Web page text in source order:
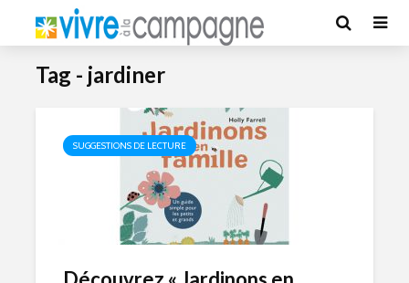
Tag - jardiner
SUGGESTIONS DE LECTURE